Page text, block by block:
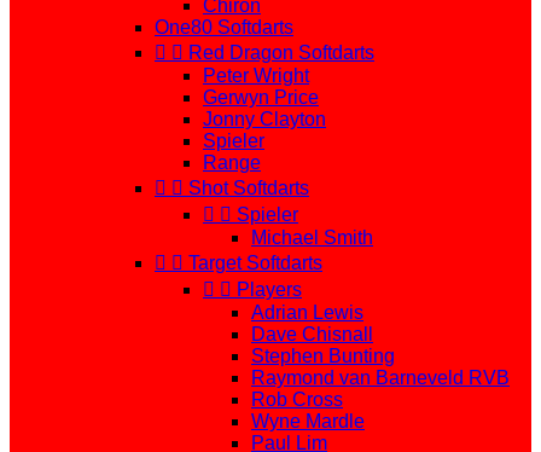
Chiron
One80 Softdarts
  Red Dragon Softdarts
Peter Wright
Gerwyn Price
Jonny Clayton
Spieler
Range
  Shot Softdarts
  Spieler
Michael Smith
  Target Softdarts
  Players
Adrian Lewis
Dave Chisnall
Stephen Bunting
Raymond van Barneveld RVB
Rob Cross
Wyne Mardle
Paul Lim